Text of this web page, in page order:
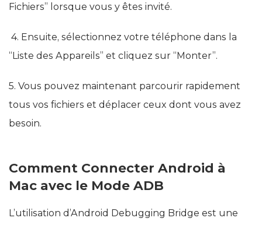
Fichiers” lorsque vous y êtes invité.
4. Ensuite, sélectionnez votre téléphone dans la
“Liste des Appareils” et cliquez sur “Monter”.
5. Vous pouvez maintenant parcourir rapidement
tous vos fichiers et déplacer ceux dont vous avez
besoin.
Comment Connecter Android à
Mac avec le Mode ADB
L’utilisation d’Android Debugging Bridge est une